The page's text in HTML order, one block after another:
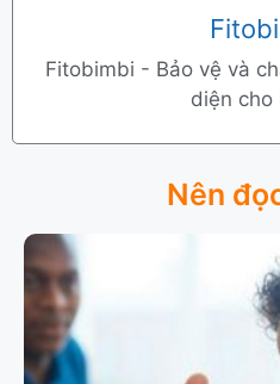
Fitobimbi - Bảo vệ và
diện cho
Nên